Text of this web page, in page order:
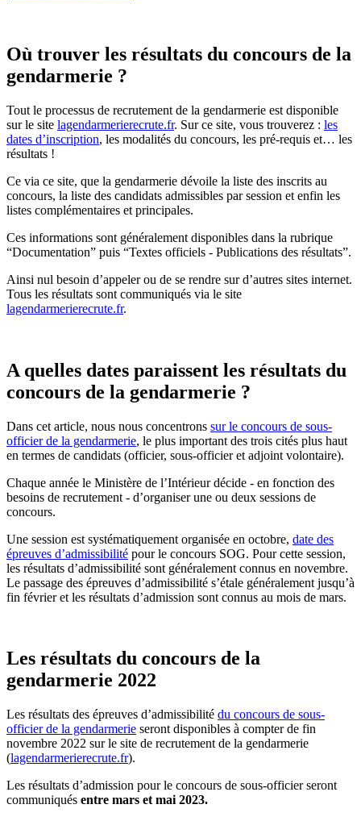
Où trouver les résultats du concours de la
gendarmerie ?
Tout le processus de recrutement de la gendarmerie est disponible
sur le site lagendarmerierecrute.fr. Sur ce site, vous trouverez : les
dates d’inscription, les modalités du concours, les pré-requis et… les
résultats !
Ce via ce site, que la gendarmerie dévoile la liste des inscrits au
concours, la liste des candidats admissibles par session et enfin les
listes complémentaires et principales.
Ces informations sont généralement disponibles dans la rubrique
“Documentation” puis “Textes officiels - Publications des résultats”.
Ainsi nul besoin d’appeler ou de se rendre sur d’autres sites internet.
Tous les résultats sont communiqués via le site
lagendarmerierecrute.fr.
A quelles dates paraissent les résultats du
concours de la gendarmerie ?
Dans cet article, nous nous concentrons sur le concours de sous-
officier de la gendarmerie, le plus important des trois cités plus haut
en termes de candidats (officier, sous-officier et adjoint volontaire).
Chaque année le Ministère de l’Intérieur décide - en fonction des
besoins de recrutement - d’organiser une ou deux sessions de
concours.
Une session est systématiquement organisée en octobre, date des
épreuves d’admissibilité pour le concours SOG. Pour cette session,
les résultats d’admissibilité sont généralement connus en novembre.
Le passage des épreuves d’admissibilité s’étale généralement jusqu’à
fin février et les résultats d’admission sont connus au mois de mars.
Les résultats du concours de la
gendarmerie 2022
Les résultats des épreuves d’admissibilité du concours de sous-
officier de la gendarmerie seront disponibles à compter de fin
novembre 2022 sur le site de recrutement de la gendarmerie
(lagendarmerierecrute.fr).
Les résultats d’admission pour le concours de sous-officier seront
communiqués entre mars et mai 2023.